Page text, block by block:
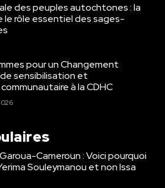
des peuples autochtones : la
le rôle essentiel des sages-
pour un Changement
sensibilisation et
à la CDHC
Cameroun : Voici pourquoi
Souleymanou et non Issa